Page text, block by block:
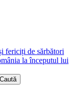
fericiți de sărbători
la începutul lui